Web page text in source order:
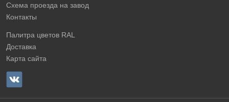
Схема проезда на завод
Контакты
Палитра цветов RAL
Доставка
Карта сайта